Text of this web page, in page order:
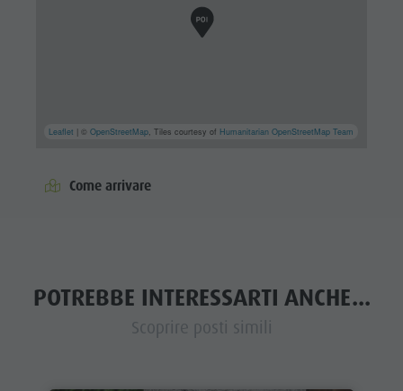
Leaflet | ©OpenStreetMap, Tiles courtesy of Humanitarian OpenStreetMap Team
Come arrivare
POTREBBE INTERESSARTI ANCHE...
Scoprire posti simili